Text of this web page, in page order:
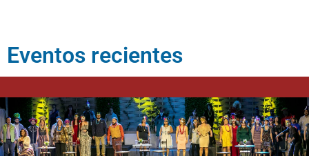
Eventos recientes